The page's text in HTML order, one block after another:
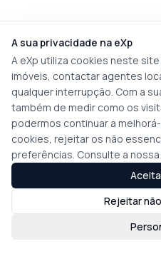
A sua privacidade na eXp
A eXp utiliza cookies neste
imóveis, contactar agentes
qualquer interrupção. Com a
também de medir como os
podermos continuar a
cookies, rejeitar os não
preferências. Consulte a nossa
Rejeitar